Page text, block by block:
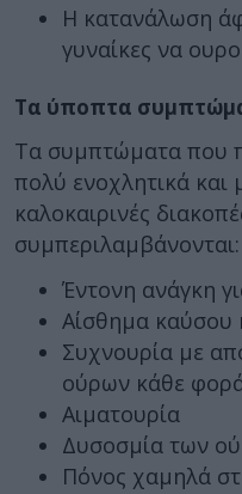
Η κατανάλωση
γυναίκες να
Τα ύποπτα
Τα συμπτώματα που
πολύ ενοχλητικά και
καλοκαιρινές
συμπεριλαμβάνονται:
Έντονη ανάγκη
Αίσθημα καύσου
Συχνουρία με
ούρων κάθε
Αιματουρία
Δυσοσμία των
Πόνος χαμηλά